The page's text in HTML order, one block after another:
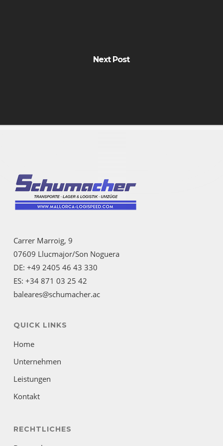
Next Post
Carrer Marroig, 9
07609 Llucmajor/Son Noguera
DE: +49 2405 46 43 330
ES: +34 871 03 25 42
baleares@schumacher.ac
QUICK LINKS
Home
Unternehmen
Leistungen
Kontakt
RECHTLICHES